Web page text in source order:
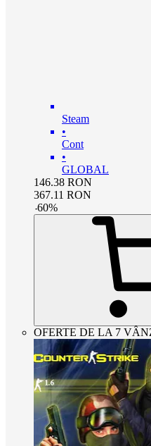
Steam
•
Cont
•
GLOBAL
146.38 RON
367.11 RON
-60%
OFERTE DE LA 7